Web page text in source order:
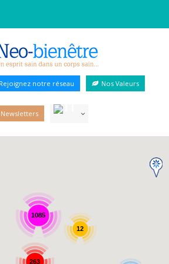
Rejoignez notre réseau Nos Valeurs
Newsletters
1085
263
12